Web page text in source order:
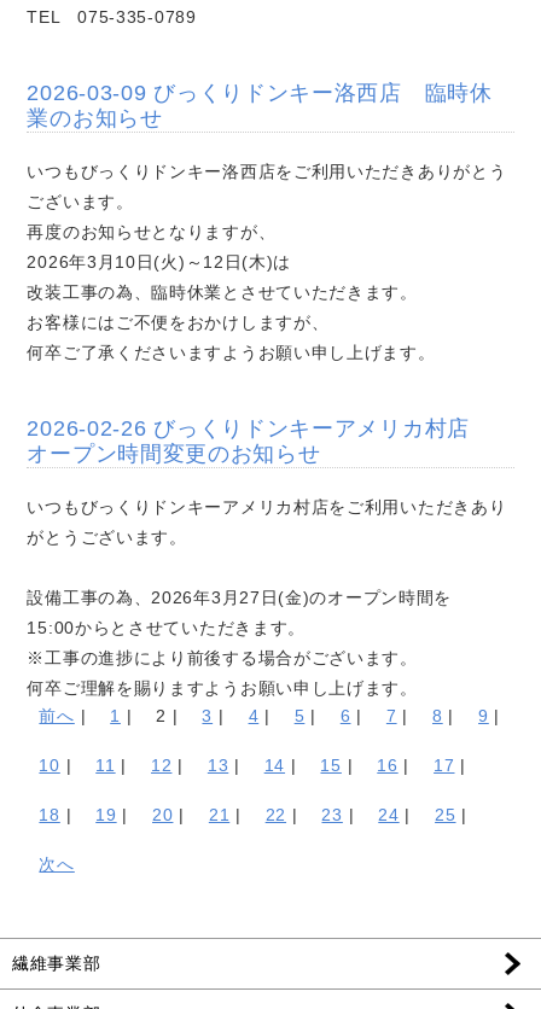
TEL 075-335-0789
2026-03-09 びっくりドンキー洛西店 臨時休
業のお知らせ
いつもびっくりドンキー洛西店をご利用いただきありがとう
ございます。
再度のお知らせとなりますが、
2026年3月10日(火)～12日(木)は
改装工事の為、臨時休業とさせていただきます。
お客様にはご不便をおかけしますが、
何卒ご了承くださいますようお願い申し上げます。
2026-02-26 びっくりドンキーアメリカ村店
オープン時間変更のお知らせ
いつもびっくりドンキーアメリカ村店をご利用いただきあり
がとうございます。
設備工事の為、2026年3月27日(金)のオープン時間を
15:00からとさせていただきます。
※工事の進捗により前後する場合がございます。
何卒ご理解を賜りますようお願い申し上げます。
前へ | 1 | 2 | 3 | 4 | 5 | 6 | 7 | 8 | 9 |
10 | 11 | 12 | 13 | 14 | 15 | 16 | 17 |
18 | 19 | 20 | 21 | 22 | 23 | 24 | 25 |
次へ
繊維事業部